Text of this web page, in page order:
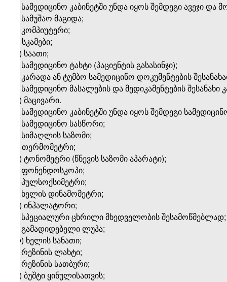
1. სამედიცინო კაბინეტში უნდა იყოს შემდეგი ავეჯი და
ა) სამუშაო მაგიდა;
ბ) კომპიუტერი;
გ) სკამები;
დ) საათი;
ე) სამედიცინო ტახტი (პაციენტის გასასინჯი);
ვ) კარადა ან ტუმბო სამედიცინო დოკუმენტების
ზ) სამედიცინო მასალების და მედიკამენტების
თ) მაცივარი.
2. სამედიცინო კაბინეტში უნდა იყოს შემდეგი
ა) სამედიცინო სასწორი;
ბ) სიმაღლის საზომი;
გ) თერმომეტრი;
დ) ტონომეტრი (წნევის საზომი აპარატი);
ე) ფონენდოსკოპი;
ვ) პულსოქსიმეტრი;
ზ) ხელის დინამომეტრი;
თ) ინჰალატორი;
სპეციალური ცხრილი მხედველობის შესამოწმებლად;
კ) გამადიდებელი ლუპა;
ლ) ხელის სანათი;
რეზინის ლახტი;
ნ) რეზინის სათბური;
ო) ბუშტი ყინულისათვის;